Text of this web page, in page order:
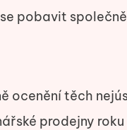
pobavit
ocenění těch
prodejny